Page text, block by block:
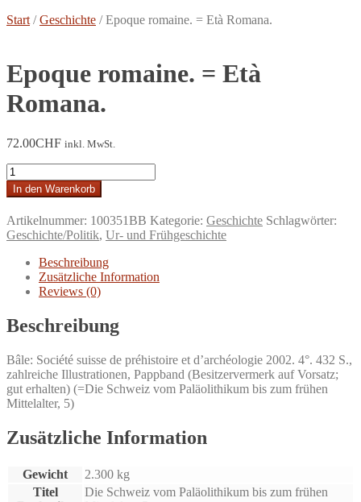
Start /Geschichte /Epoque romaine. = Età Romana.
Epoque romaine. = Età
Romana.
72.00CHF inkl. MwSt.
Epoque
romaine.
=
Età
Romana.
Menge
In den Warenkorb
Artikelnummer: 100351BB Kategorie: Geschichte Schlagwörter:
Geschichte/Politik, Ur- und Frühgeschichte
Beschreibung
Zusätzliche Information
Reviews (0)
Beschreibung
Bâle: Société suisse de préhistoire et d’archéologie 2002. 4°. 432 S.,
zahlreiche Illustrationen, Pappband (Besitzervermerk auf Vorsatz;
gut erhalten) (=Die Schweiz vom Paläolithikum bis zum frühen
Mittelalter, 5)
Zusätzliche Information
Gewicht
2.300 kg
Titel
Die Schweiz vom Paläolithikum bis zum frühen